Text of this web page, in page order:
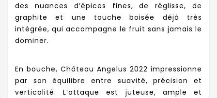
des nuances d’épices fines, de réglisse, de
graphite et une touche boisée déjà très
intégrée, qui accompagne le fruit sans jamais le
dominer.
En bouche, Château Angelus 2022 impressionne
par son équilibre entre suavité, précision et
verticalité. L’attaque est juteuse, ample et